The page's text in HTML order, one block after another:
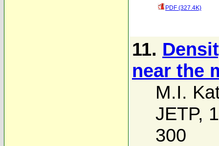
PDF (327.4K)
11.
near the
M.I.
JETP,
300